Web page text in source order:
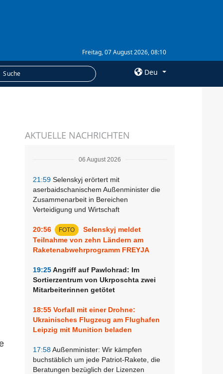
Freitag, 07 August 2026, 08:10
Deu
Abonnement
AKTUELLE NACHRICHTEN
06 August 2026
21:59 Selenskyj erörtert mit
aserbaidschanischem Außenminister die
Zusammenarbeit in Bereichen
Verteidigung und Wirtschaft
20:56 FOTO
Selenskyj meldet
Teilnahme von zehn Ländern am
Raketenabwehrprogramm FREYJA
19:25Angriff auf Pawlohrad: Im
Sortierzentrum von Ukrposchta zwei
Mitarbeiterinnen getötet
18:55 Vorfall mit einer Drohne:
Ukrainisches Flugzeug am Flughafen
Leipzig mit Munition beladen
17:58Außenminister: Wir kämpfen
buchstäblich um jede Patriot-Rakete, die
Beratungen bezüglich der Lizenzen